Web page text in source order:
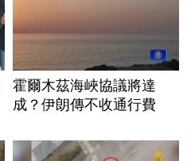
霍爾木茲海峽協議將達
成？伊朗傳不收通行費